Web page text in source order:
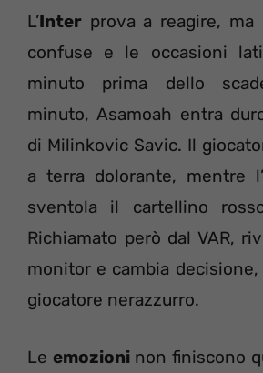
L’Inter prova a reagire,
confuse e le occasioni
minuto prima dello
minuto, Asamoah entra
di Milinkovic Savic. Il
a terra dolorante, mentre
sventola il cartellino
Richiamato però dal VAR,
monitor e cambia
giocatore nerazzurro.
Le emozioninon finiscono